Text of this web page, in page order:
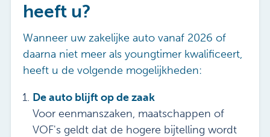
heeft u?
Wanneer uw zakelijke auto vanaf 2026 of
daarna niet meer als youngtimer kwalificeert,
heeft u de volgende mogelijkheden:
De auto blijft op de zaak
Voor eenmanszaken, maatschappen of
VOF's geldt dat de hogere bijtelling wordt